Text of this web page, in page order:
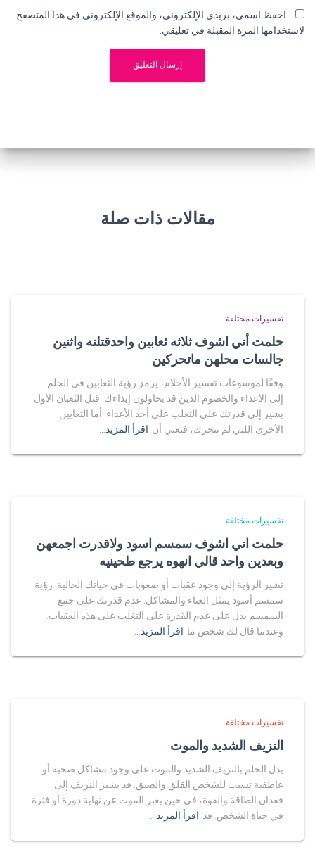
احفظ اسمي، بريدي الإلكتروني، والموقع الإلكتروني في هذا المتصفح
لاستخدامها المرة المقبلة في تعليقي.
مقالات ذات صلة
تفسيرات مختلفة
حلمت أني اشوف ثلاثه ثعابين واحدقتلته واثنين
جالسات محلهن ماتحركين
وفقًا لموسوعات تفسير الأحلام، يرمز رؤية الثعابين في الحلم
إلى الأعداء والخصوم الذين قد يحاولون إيذاءك. قتل الثعبان الأول
يشير إلى قدرتك على التغلب على أحد الأعداء. أما الثعابين
الأخرى اللتي لم تتحرك، فتعني أن اقرأ المزيد…
تفسيرات مختلفة
حلمت اني اشوف سمسم اسود ولاقدرت اجمعهن
وبعدين واحد قالي انهوه يرجع طحينيه
تشير الرؤية إلى وجود عقبات أو صعوبات في حياتك الحالية. رؤية
سمسم أسود يمثل العناء والمشاكل. عدم قدرتك على جمع
السمسم يدل على عدم القدرة على التغلب على هذه العقبات.
وعندما قال لك شخص ما اقرأ المزيد…
تفسيرات مختلفة
النزيف الشديد والموت
يدل الحلم بالنزيف الشديد والموت على وجود مشاكل صحية أو
عاطفية تسبب للشخص القلق والضيق. قد يشير النزيف إلى
فقدان الطاقة والقوة، في حين يعبر الموت عن نهاية دورة أو فترة
في حياة الشخص. قد اقرأ المزيد…